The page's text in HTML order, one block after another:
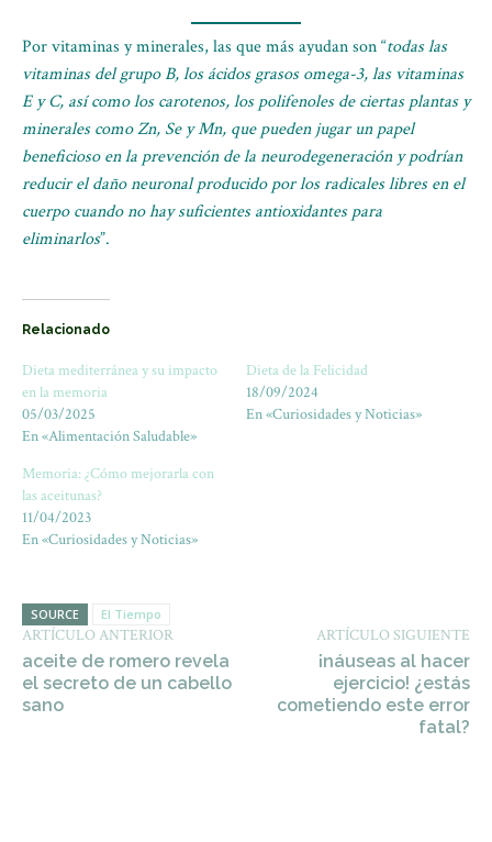
Por vitaminas y minerales, las que más ayudan son “todas las
vitaminas del grupo B, los ácidos grasos omega-3, las vitaminas
E y C, así como los carotenos, los polifenoles de ciertas plantas y
minerales como Zn, Se y Mn, que pueden jugar un papel
beneficioso en la prevención de la neurodegeneración y podrían
reducir el daño neuronal producido por los radicales libres en el
cuerpo cuando no hay suficientes antioxidantes para
eliminarlos”.
Relacionado
Dieta mediterránea y su impacto
en la memoria
05/03/2025
En «Alimentación Saludable»
Dieta de la Felicidad
18/09/2024
En «Curiosidades y Noticias»
Memoria: ¿Cómo mejorarla con
las aceitunas?
11/04/2023
En «Curiosidades y Noticias»
SOURCE El Tiempo
ARTÍCULO ANTERIOR
aceite de romero revela
el secreto de un cabello
sano
ARTÍCULO SIGUIENTE
¡náuseas al hacer
ejercicio! ¿estás
cometiendo este error
fatal?